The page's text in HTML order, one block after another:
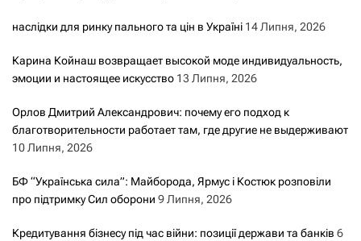
наслідки для ринку пального та цін в Україні 14 Липня, 2026
Карина Койнаш возвращает высокой моде индивидуальность,
эмоции и настоящее искусство 13 Липня, 2026
Орлов Дмитрий Александрович: почему его подход к
благотворительности работает там, где другие не выдерживают
10 Липня, 2026
БФ “Українська сила”: Майборода, Ярмус і Костюк розповіли
про підтримку Сил оборони 9 Липня, 2026
Кредитування бізнесу під час війни: позиції держави та банків 6